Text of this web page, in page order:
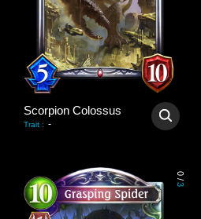
Scorpion Colossus
Trait : -
0
/
3